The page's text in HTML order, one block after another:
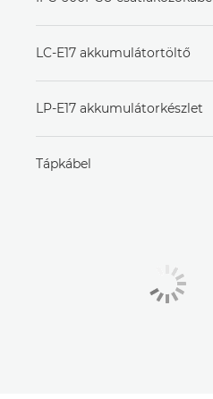
LC-E17 akkumulátortöltő
LP-E17 akkumulátorkészlet
Tápkábel